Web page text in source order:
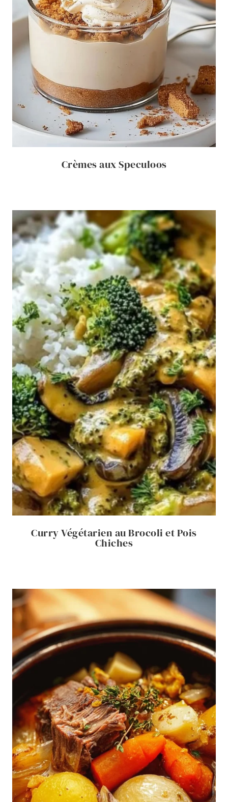
Crèmes aux Speculoos
Curry Végétarien au Brocoli et Pois
Chiches